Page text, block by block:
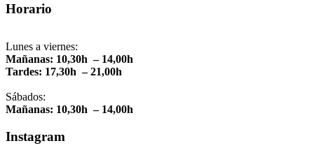
Horario
Lunes a viernes:
Mañanas: 10,30h – 14,00h
Tardes: 17,30h – 21,00h
Sábados:
Mañanas: 10,30h – 14,00h
Instagram